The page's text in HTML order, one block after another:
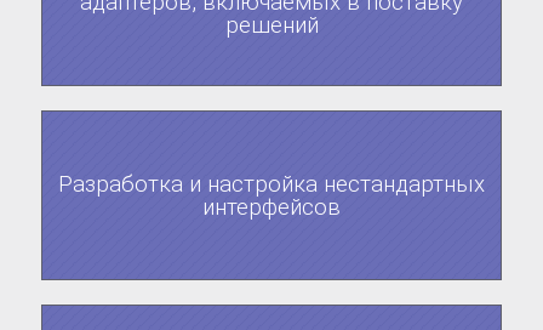
решений
Разработка и настройка нестандартных
интерфейсов